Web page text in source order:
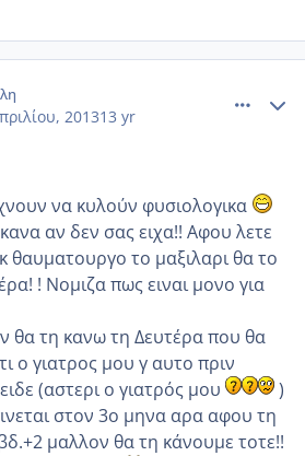
201313 yr
να κυλούν φυσιολογικα
αν δεν σας ειχα!! Αφου λετε
θαυματουργο το μαξιλαρι θα το
! Νομιζα πως ειναι μονο για
θα τη κανω τη Δευτέρα που θα
ο γιατρος μου γ αυτο πριν
(αστερι ο γιατρός μου
)
στον 3ο μηνα αρα αφου τη
μαλλον θα τη κάνουμε τοτε!!